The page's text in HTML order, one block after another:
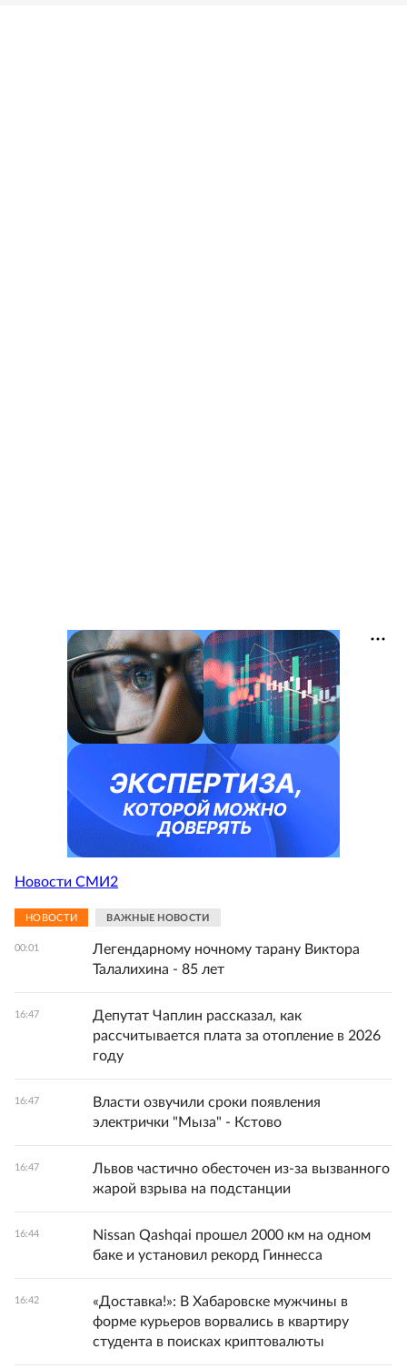
Новости СМИ2
НОВОСТИ ВАЖНЫЕ НОВОСТИ
00:01
Легендарному ночному тарану Виктора
Талалихина - 85 лет
16:47
Депутат Чаплин рассказал, как
рассчитывается плата за отопление в 2026
году
16:47
Власти озвучили сроки появления
электрички "Мыза" - Кстово
16:47
Львов частично обесточен из-за вызванного
жарой взрыва на подстанции
16:44
Nissan Qashqai прошел 2000 км на одном
баке и установил рекорд Гиннесса
16:42
«Доставка!»: В Хабаровске мужчины в
форме курьеров ворвались в квартиру
студента в поисках криптовалюты